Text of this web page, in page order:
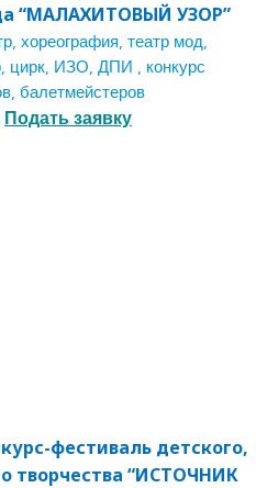
“МАЛАХИТОВЫЙ УЗОР”
хореография, театр мод,
цирк, ИЗО, ДПИ , конкурс
балетмейстеров
Подать заявку
фестиваль детского,
творчества “ИСТОЧНИК